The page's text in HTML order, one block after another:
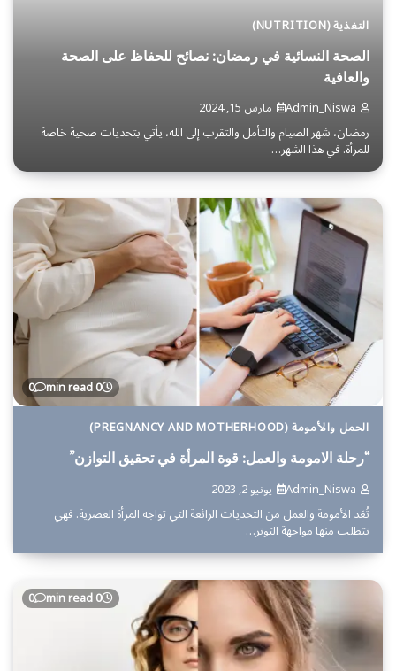
التغذية (NUTRITION)
الصحة النسائية في رمضان: نصائح للحفاظ على الصحة
والعافية
Admin_Niswa مارس 15, 2024
رمضان، شهر الصيام والتأمل والتقرب إلى الله، يأتي بتحديات صحية خاصة
للمرأة. في هذا الشهر…
0 min read
0
الحمل والأمومة (PREGNANCY AND MOTHERHOOD)
“رحلة الامومة والعمل: قوة المرأة في تحقيق التوازن”
Admin_Niswa يونيو 2, 2023
تُعَد الأمومة والعمل من التحديات الرائعة التي تواجه المرأة العصرية. فهي
تتطلب منها مواجهة التوتر…
0 min read
0